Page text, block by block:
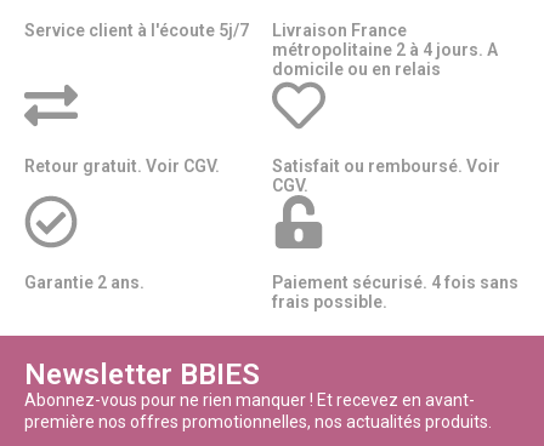
Service client à l'écoute 5j/7
Livraison France
métropolitaine 2 à 4 jours. A
domicile ou en relais​​
Retour gratuit. Voir CGV.
Satisfait ou remboursé. Voir
CGV.
Garantie 2 ans.
Paiement sécurisé. 4 fois sans
frais possible.
Newsletter BBIES
Abonnez-vous pour ne rien manquer ! Et recevez en avant-
première nos offres promotionnelles, nos actualités produits.